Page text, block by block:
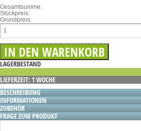
Gesamtsumme:
Stückpreis:
Grundpreis:
LAGERBESTAND
LIEFERZEIT: 1 WOCHE
BESCHREIBUNG
INFORMATIONEN
ZUBEHÖR
FRAGE ZUM PRODUKT